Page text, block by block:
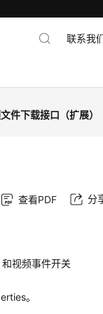
联系我
件下载接口（扩展）
查看PDF 分
视频事件开关
。